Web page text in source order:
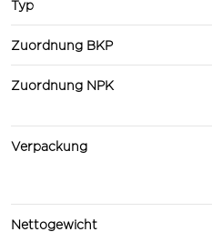
Typ
Zuordnung BKP
Zuordnung NPK
Verpackung
Nettogewicht